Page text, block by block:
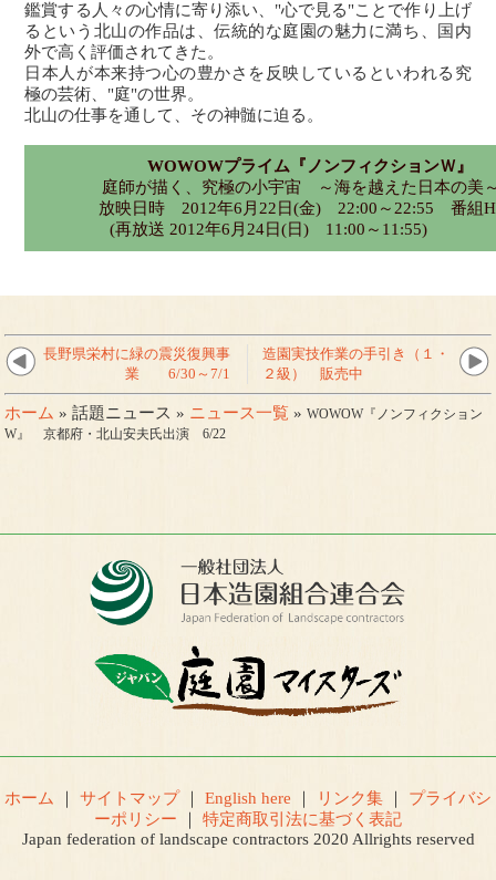
鑑賞する人々の心情に寄り添い、"心で見る"ことで作り上げ
るという北山の作品は、伝統的な庭園の魅力に満ち、国内
外で高く評価されてきた。
日本人が本来持つ心の豊かさを反映しているといわれる究
極の芸術、"庭"の世界。
北山の仕事を通して、その神髄に迫る。
WOWOWプライム『ノンフィクションＷ』
庭師が描く、究極の小宇宙 ～海を越えた日本の美
放映日時 2012年6月22日(金) 22:00～22:55 番組
(再放送 2012年6月24日(日) 11:00～11:55)
長野県栄村に緑の震災復興事
業 6/30～7/1
造園実技作業の手引き（１・
２級） 販売中
ホーム » 話題ニュース » ニュース一覧 »WOWOW『ノンフィクション
W』 京都府・北山安夫氏出演 6/22
ホーム ｜ サイトマップ｜ English here ｜ リンク集 ｜ プライバシ
ーポリシー ｜ 特定商取引法に基づく表記
Japan federation of landscape contractors 2020 Allrights reserved